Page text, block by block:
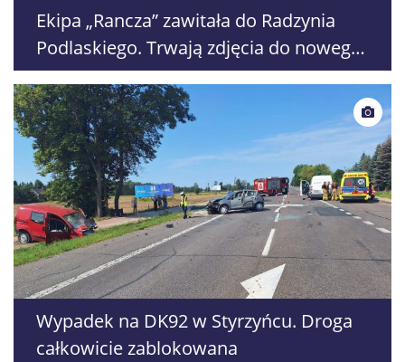
Ekipa „Rancza” zawitała do Radzynia
Podlaskiego. Trwają zdjęcia do nowego
sezonu serialu
Wypadek na DK92 w Styrzyńcu. Droga
całkowicie zablokowana